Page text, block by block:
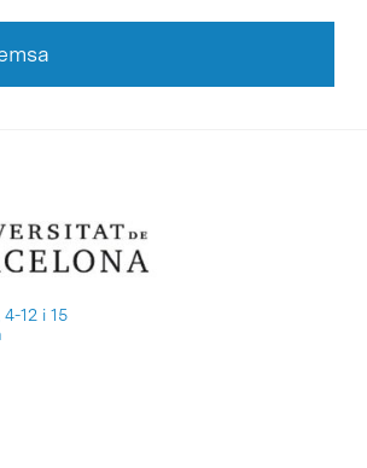
12 i 15